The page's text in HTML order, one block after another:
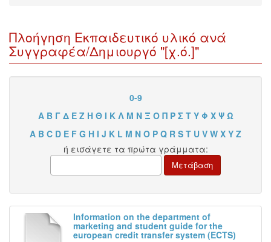
Πλοήγηση Εκπαιδευτικό υλικό ανά
Συγγραφέα/Δημιουργό "[χ.ό.]"
0-9
Α Β Γ Δ Ε Ζ Η Θ Ι Κ Λ Μ Ν Ξ Ο Π Ρ Σ Τ Υ Φ Χ Ψ Ω
A B C D E F G H I J K L M N O P Q R S T U V W X Y Z
ή εισάγετε τα πρώτα γράμματα:
Information on the department of
marketing and student guide for the
european credit transfer system (ECTS)